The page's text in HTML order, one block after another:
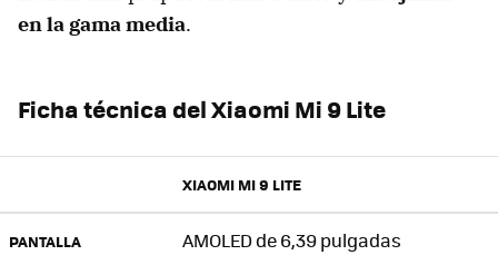
en la gama media.
Ficha técnica del Xiaomi Mi 9 Lite
XIAOMI MI 9 LITE
PANTALLA
AMOLED de 6,39 pulgadas